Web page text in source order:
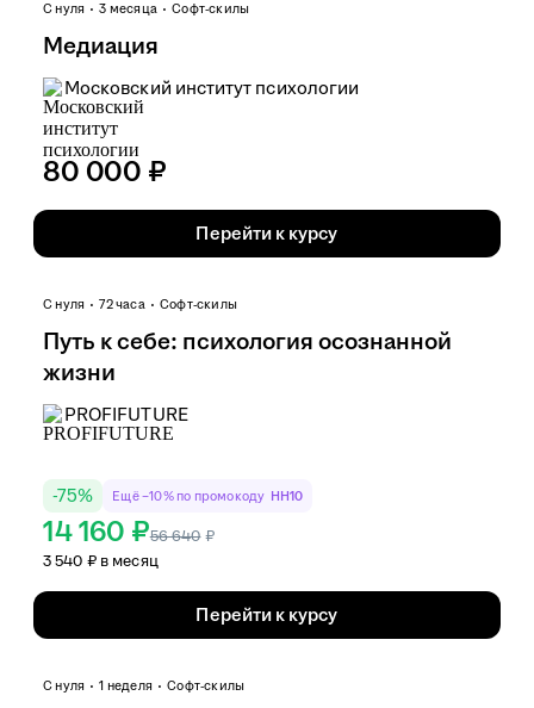
С нуля 3 месяца Софт-скилы
Медиация
Московский институт психологии
80 000 ₽
Перейти к курсу
С нуля 72 часа Софт-скилы
Путь к себе: психология осознанной
жизни
PROFIFUTURE
-75% Ещё −10% по промокоду HH10
14 160 ₽56 640 ₽
3 540 ₽ в месяц
Перейти к курсу
С нуля 1 неделя Софт-скилы